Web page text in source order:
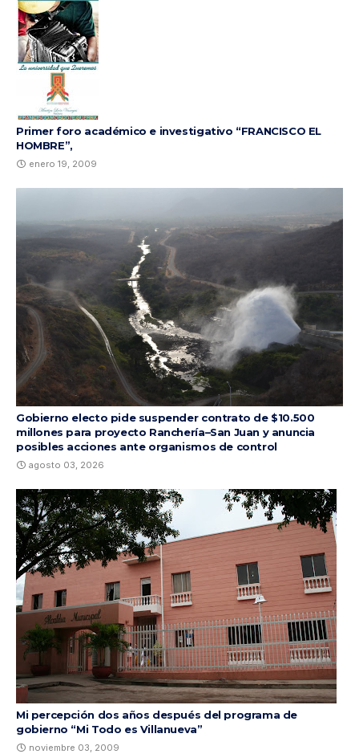
Primer foro académico e investigativo “FRANCISCO EL
HOMBRE”,
enero 19, 2009
Gobierno electo pide suspender contrato de $10.500
millones para proyecto Ranchería–San Juan y anuncia
posibles acciones ante organismos de control
agosto 03, 2026
Mi percepción dos años después del programa de
gobierno “Mi Todo es Villanueva”
noviembre 03, 2009